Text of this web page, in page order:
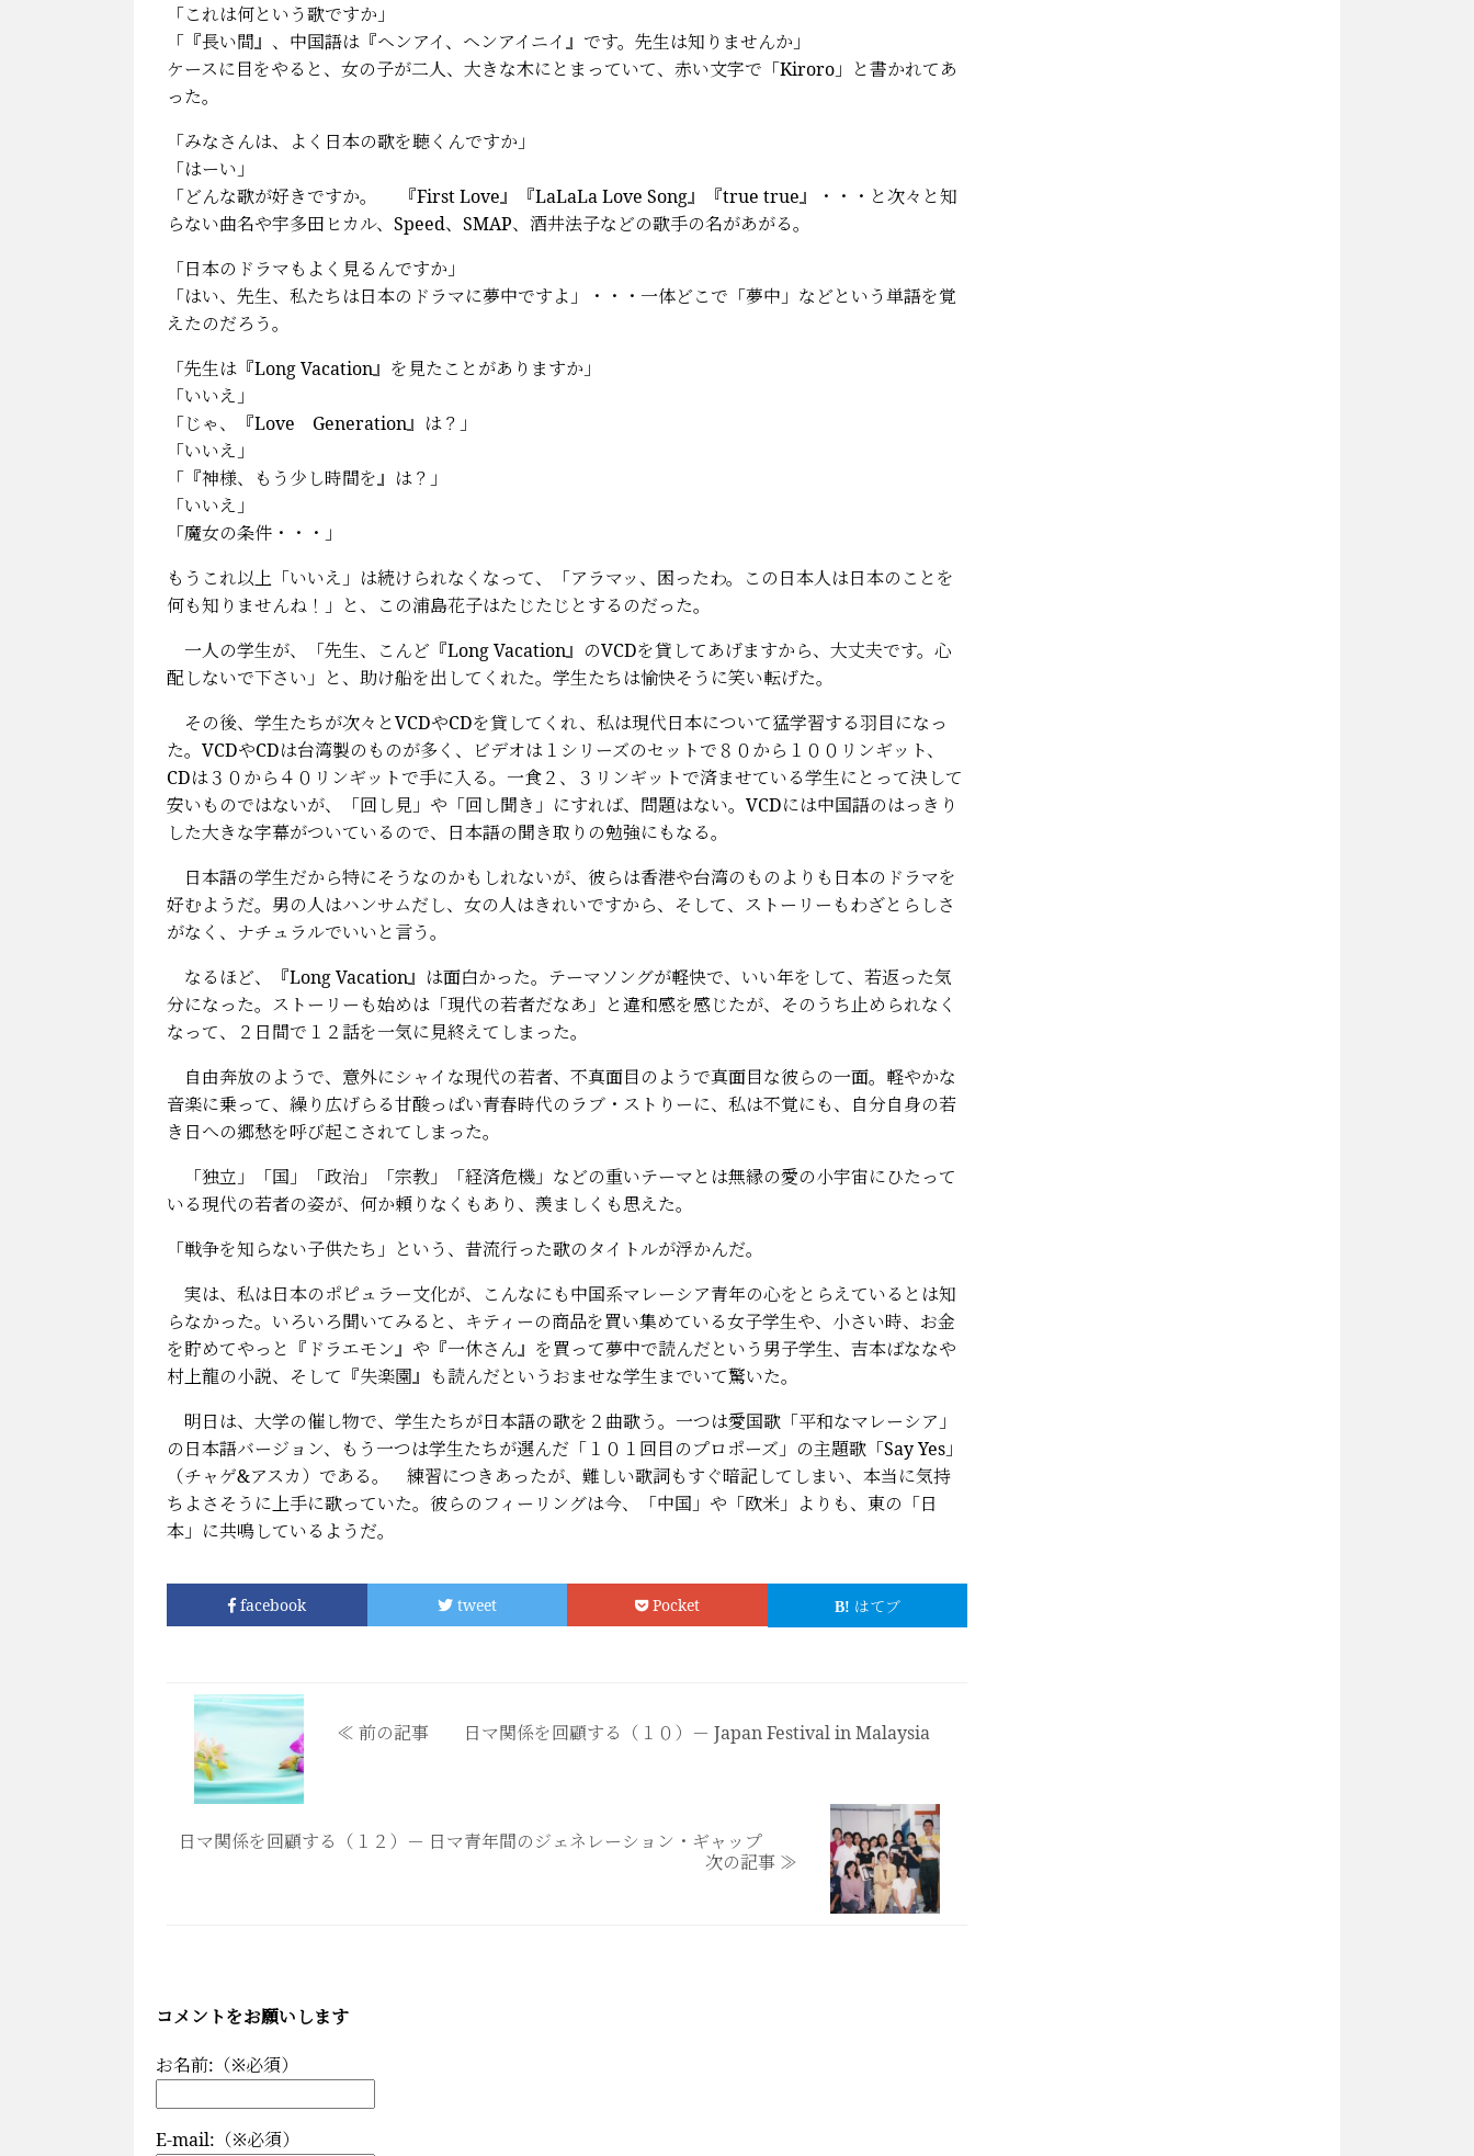
「これは何という歌ですか」
「『長い間』、中国語は『ヘンアイ、ヘンアイニイ』です。先生は知りませんか」
ケースに目をやると、女の子が二人、大きな木にとまっていて、赤い文字で「Kiroro」と書かれてあ
った。
「みなさんは、よく日本の歌を聴くんですか」
「はーい」
「どんな歌が好きですか。 『First Love』『LaLaLa Love Song』『true true』・・・と次々と知
らない曲名や宇多田ヒカル、Speed、SMAP、酒井法子などの歌手の名があがる。
「日本のドラマもよく見るんですか」
「はい、先生、私たちは日本のドラマに夢中ですよ」・・・一体どこで「夢中」などという単語を覚
えたのだろう。
「先生は『Long Vacation』を見たことがありますか」
「いいえ」
「じゃ、『Love Generation』は？」
「いいえ」
「『神様、もう少し時間を』は？」
「いいえ」
「魔女の条件・・・」
もうこれ以上「いいえ」は続けられなくなって、「アラマッ、困ったわ。この日本人は日本のことを
何も知りませんね！」と、この浦島花子はたじたじとするのだった。
一人の学生が、「先生、こんど『Long Vacation』のVCDを貸してあげますから、大丈夫です。心
配しないで下さい」と、助け船を出してくれた。学生たちは愉快そうに笑い転げた。
その後、学生たちが次々とVCDやCDを貸してくれ、私は現代日本について猛学習する羽目になっ
た。VCDやCDは台湾製のものが多く、ビデオは１シリーズのセットで８０から１００リンギット、
CDは３０から４０リンギットで手に入る。一食２、３リンギットで済ませている学生にとって決して
安いものではないが、「回し見」や「回し聞き」にすれば、問題はない。VCDには中国語のはっきり
した大きな字幕がついているので、日本語の聞き取りの勉強にもなる。
日本語の学生だから特にそうなのかもしれないが、彼らは香港や台湾のものよりも日本のドラマを
好むようだ。男の人はハンサムだし、女の人はきれいですから、そして、ストーリーもわざとらしさ
がなく、ナチュラルでいいと言う。
なるほど、『Long Vacation』は面白かった。テーマソングが軽快で、いい年をして、若返った気
分になった。ストーリーも始めは「現代の若者だなあ」と違和感を感じたが、そのうち止められなく
なって、２日間で１２話を一気に見終えてしまった。
自由奔放のようで、意外にシャイな現代の若者、不真面目のようで真面目な彼らの一面。軽やかな
音楽に乗って、繰り広げらる甘酸っぱい青春時代のラブ・ストりーに、私は不覚にも、自分自身の若
き日への郷愁を呼び起こされてしまった。
「独立」「国」「政治」「宗教」「経済危機」などの重いテーマとは無縁の愛の小宇宙にひたって
いる現代の若者の姿が、何か頼りなくもあり、羨ましくも思えた。
「戦争を知らない子供たち」という、昔流行った歌のタイトルが浮かんだ。
実は、私は日本のポピュラー文化が、こんなにも中国系マレーシア青年の心をとらえているとは知
らなかった。いろいろ聞いてみると、キティーの商品を買い集めている女子学生や、小さい時、お金
を貯めてやっと『ドラエモン』や『一休さん』を買って夢中で読んだという男子学生、吉本ばななや
村上龍の小説、そして『失楽園』も読んだというおませな学生までいて驚いた。
明日は、大学の催し物で、学生たちが日本語の歌を２曲歌う。一つは愛国歌「平和なマレーシア」
の日本語バージョン、もう一つは学生たちが選んだ「１０１回目のプロポーズ」の主題歌「Say Yes」
（チャゲ&アスカ）である。 練習につきあったが、難しい歌詞もすぐ暗記してしまい、本当に気持
ちよさそうに上手に歌っていた。彼らのフィーリングは今、「中国」や「欧米」よりも、東の「日
本」に共鳴しているようだ。
facebook tweet Pocket はてブ
≪ 前の記事 日マ関係を回顧する（１０）－ Japan Festival in Malaysia
日マ関係を回顧する（１２）－ 日マ青年間のジェネレーション・ギャップ
次の記事 ≫
コメントをお願いします
お名前:（※必須）
E-mail:（※必須）